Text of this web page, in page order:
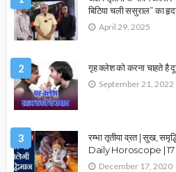
बिटिया चली ससुराल” का
April 29, 2025
2 गृह क्लेश को करना चाहते है
September 21, 2022
3
रम्भा तृतीया व्रत | सुख,
Daily Horoscope |
December 17, 2020